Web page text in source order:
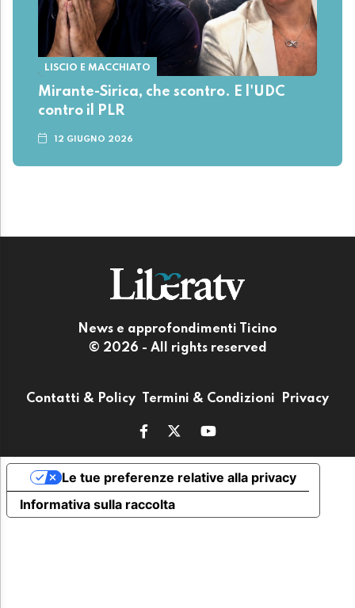
LISCIO E MACCHIATO
Mirante-Sirica, che scontro. E l'UDC
contro il PLR
12 GIUGNO 2026
News e approfondimenti Ticino
© 2026 - All rights reserved
Contatti & Policy Termini & Condizioni Privacy
Informativa sulla raccolta
Le tue preferenze relative alla privacy